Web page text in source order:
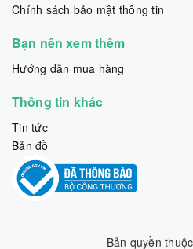
Chính sách bảo mật thông tin
Bạn nên xem thêm
Hướng dẫn mua hàng
Thông tin khác
Tin tức
Bản đồ
Bản quyền